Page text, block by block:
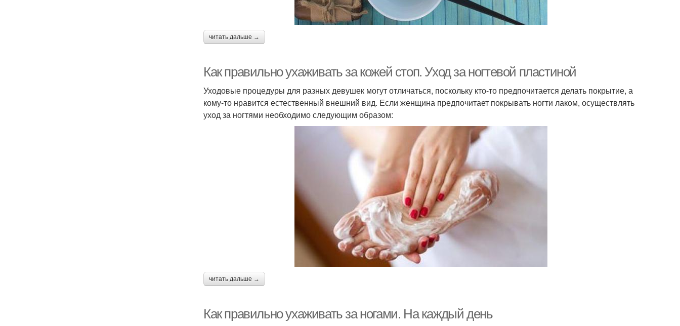
читать дальше →
Как правильно ухаживать за кожей стоп. Уход за ногтевой пластиной
Уходовые процедуры для разных девушек могут отличаться, поскольку кто-то предпочитается делать покрытие, а
кому-то нравится естественный внешний вид. Если женщина предпочитает покрывать ногти лаком, осуществлять
уход за ногтями необходимо следующим образом:
читать дальше →
Как правильно ухаживать за ногами. На каждый день